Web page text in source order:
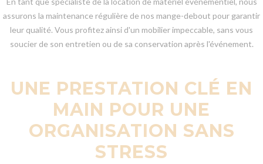
assurons la maintenance régulière de nos mange-debout pour garantir
leur qualité. Vous profitez ainsi d'un mobilier impeccable, sans vous
soucier de son entretien ou de sa conservation après l'événement.
UNE PRESTATION CLÉ EN
MAIN POUR UNE
ORGANISATION SANS
STRESS